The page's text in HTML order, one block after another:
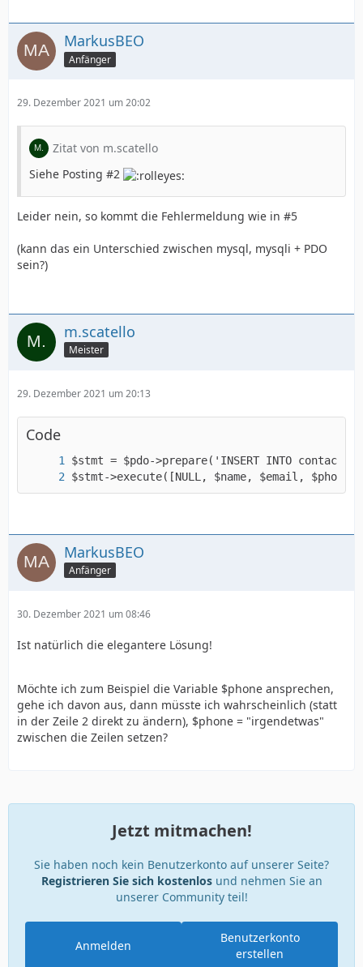
MarkusBEO
Anfänger
29. Dezember 2021 um 20:02
Zitat von m.scatello
Siehe Posting #2
Leider nein, so kommt die Fehlermeldung wie in #5
(kann das ein Unterschied zwischen mysql, mysqli + PDO
sein?)
m.scatello
Meister
29. Dezember 2021 um 20:13
Code
$stmt->execute([NULL, $name, $email,
MarkusBEO
Anfänger
30. Dezember 2021 um 08:46
Ist natürlich die elegantere Lösung!
Möchte ich zum Beispiel die Variable $phone ansprechen,
gehe ich davon aus, dann müsste ich wahrscheinlich (statt
in der Zeile 2 direkt zu ändern), $phone = "irgendetwas"
zwischen die Zeilen setzen?
Jetzt mitmachen!
Sie haben noch kein Benutzerkonto auf unserer Seite?
Registrieren Sie sich kostenlosund nehmen Sie an
unserer Community teil!
Benutzerkonto
erstellen
Anmelden